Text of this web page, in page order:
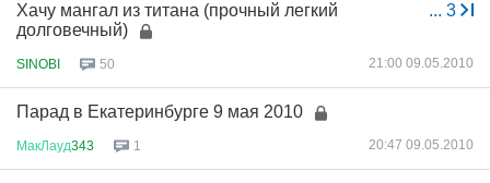
... 3
Хачу мангал из титана (прочный легкий
долговечный)
SINOBI 50 21:00 09.05.2010
Парад в Екатеринбурге 9 мая 2010
МакЛауд343 1 20:47 09.05.2010